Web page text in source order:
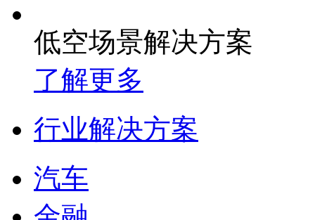
低空场景解决方案
了解更多
行业解决方案
汽车